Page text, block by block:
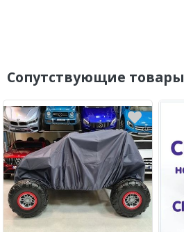
Сопутствующие товары